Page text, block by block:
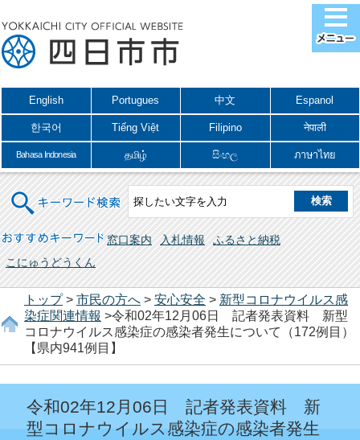
English Portugues 中文 Espanol
한국어 Tiếng Việt Filipino नेपाली
Bahasa Indonesia தமிழ் සිංහල ภาษาไทย
キーワード検索
おすすめキーワード 窓口案内 入札情報
ふるさと納税
こにゅうどうくん
トップ> 市民の方へ > 安心安全 > 新型コロナウイルス感
染症関連情報 >令和02年12月06日 記者発表資料 新型
コロナウイルス感染症の感染者発生について（172例目）
【県内941例目】
令和02年12月06日 記者発表資料 新
型コロナウイルス感染症の感染者発生